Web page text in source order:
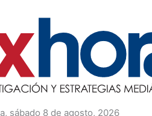
sábado 8 de agosto, 2026